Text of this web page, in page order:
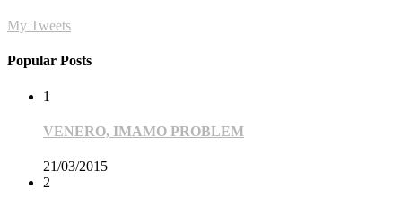
My Tweets
Popular Posts
1
VENERO, IMAMO PROBLEM
21/03/2015
2